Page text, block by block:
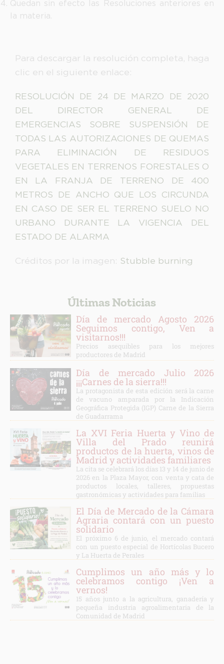
Quedan sin efecto las Resoluciones anteriores en
la materia.
Para descargar la resolución completa, haga
clic en el siguiente enlace:
RESOLUCIÓN DE 24 DE MARZO DE 2020
DEL DIRECTOR GENERAL DE
EMERGENCIAS SOBRE SUSPENSIÓN DE
TODAS LAS AUTORIZACIONES DE QUEMAS
PARA ELIMINACIÓN DE RESIDUOS
VEGETALES EN TERRENOS FORESTALES O
EN LA FRANJA DE TERRENO DE 400
METROS DE ANCHO QUE LOS CIRCUNDA
EN CASO DE SER EL TERRENO SUELO NO
URBANO DURANTE LA VIGENCIA DEL
ESTADO DE ALARMA
Créditos por la imagen: Stubble burning
Últimas Noticias
Día de mercado Agosto 2026
Seguimos contigo, Ven a
visitarnos!!!
Precios asequibles para los mejores
productores de Madrid
Día de mercado Julio 2026
¡¡¡Carnes de la sierra!!!
La protagonista de esta edición será la carne
de vacuno amparada por la Indicación
Geográfica Protegida (IGP) Carne de la Sierra
de Guadarrama
La XVI Feria Huerta y Vino de
Villa del Prado reunirá
productos de la huerta, vinos de
Madrid y actividades familiares
La cita se celebrará los días 13 y 14 de junio de
2026 en la Plaza Mayor, con venta y cata de
productos locales, talleres, propuestas
gastronómicas y actividades para familias
El Día de Mercado de la Cámara
Agraria contará con un puesto
solidario
El próximo 6 de junio, el mercado contará
con un puesto especial de Hortícolas Bucero
y La Huerta de Perales
Cumplimos un año más y lo
celebramos contigo ¡Ven a
vernos!
15 años junto a la agricultura, ganadería y
pequeña industria agroalimentaria de la
Comunidad de Madrid